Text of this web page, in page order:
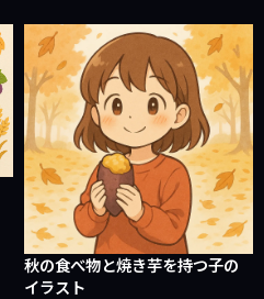
秋の食べ物と焼き芋を持つ子の
イラスト